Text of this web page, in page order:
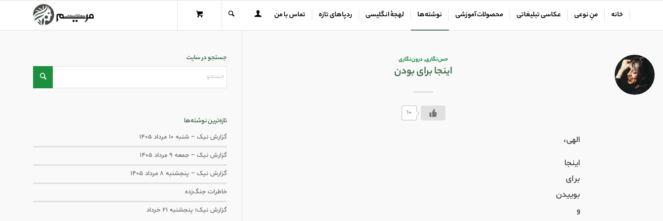
خانه منِ نوعی عکاسی تبلیغاتی محصولات آموزشی نوشته‌ها لهجهٔ انگلیسی ردپاهای تازه تماس با من
حس‌نگاری,درون‌نگاری
اینجا برای بودن
+1
الهی،
اینجا
برای
بوییدن
و
جستجو در سایت
تازه‌ترین نوشته‌ها
گزارش نیک – شنبه ۱۰ مرداد ۱۴۰۵
گزارش نیک – جمعه ۹ مرداد ۱۴۰۵
گزارش نیک – پنجشنبه ۸ مرداد ۱۴۰۵
خاطرات جنگ‌‌زده
گزارش نیک؛ پنجشنبه ۲۱ خرداد